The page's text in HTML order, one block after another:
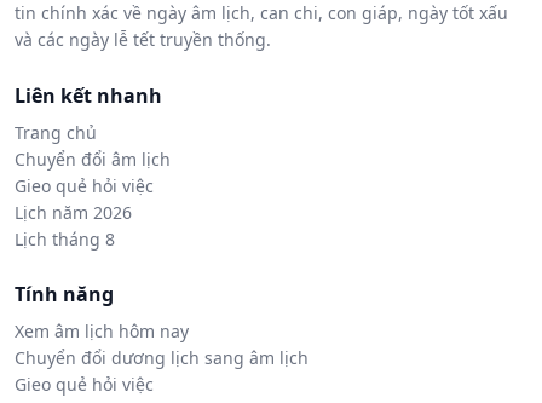
tin chính xác về ngày âm lịch, can chi, con giáp, ngày tốt xấu
và các ngày lễ tết truyền thống.
Liên kết nhanh
Trang chủ
Chuyển đổi âm lịch
Gieo quẻ hỏi việc
Lịch năm 2026
Lịch tháng 8
Tính năng
Xem âm lịch hôm nay
Chuyển đổi dương lịch sang âm lịch
Gieo quẻ hỏi việc